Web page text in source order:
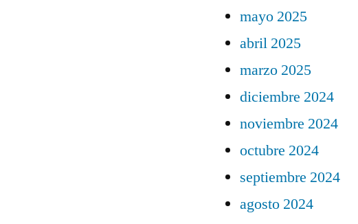
mayo 2025
abril 2025
marzo 2025
diciembre 2024
noviembre 2024
octubre 2024
septiembre 2024
agosto 2024